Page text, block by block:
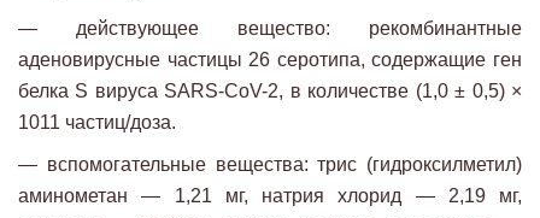
— действующее вещество: рекомбинантные
аденовирусные частицы 26 серотипа, содержащие ген
белка S вируса SARS-CoV-2, в количестве (1,0 ± 0,5) ×
1011 частиц/доза.
— вспомогательные вещества: трис (гидроксилметил)
аминометан — 1,21 мг, натрия хлорид — 2,19 мг,